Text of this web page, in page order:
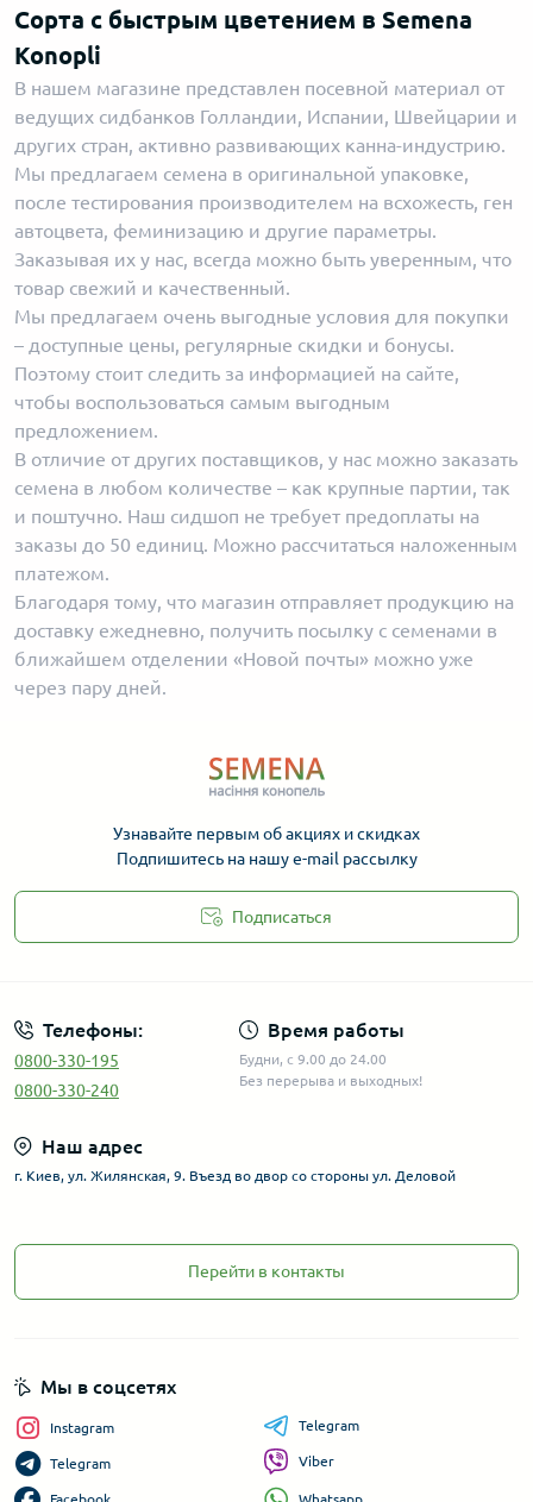
Сорта с быстрым цветением в Semena
Konopli
В нашем магазине представлен посевной материал от
ведущих сидбанков Голландии, Испании, Швейцарии и
других стран, активно развивающих канна-индустрию.
Мы предлагаем семена в оригинальной упаковке,
после тестирования производителем на всхожесть, ген
автоцвета, феминизацию и другие параметры.
Заказывая их у нас, всегда можно быть уверенным, что
товар свежий и качественный.
Мы предлагаем очень выгодные условия для покупки
– доступные цены, регулярные скидки и бонусы.
Поэтому стоит следить за информацией на сайте,
чтобы воспользоваться самым выгодным
предложением.
В отличие от других поставщиков, у нас можно заказать
семена в любом количестве – как крупные партии, так
и поштучно. Наш сидшоп не требует предоплаты на
заказы до 50 единиц. Можно рассчитаться наложенным
платежом.
Благодаря тому, что магазин отправляет продукцию на
доставку ежедневно, получить посылку с семенами в
ближайшем отделении «Новой почты» можно уже
через пару дней.
Узнавайте первым об акциях и скидках
Подпишитесь на нашу e-mail рассылку
Подписаться
Телефоны:
0800-330-195
0800-330-240
Время работы
Будни, с 9.00 до 24.00
Без перерыва и выходных!
Наш адрес
г. Киев, ул. Жилянская, 9. Въезд во двор со стороны ул. Деловой
Перейти в контакты
Мы в соцсетях
Instagram
Telegram
Telegram
Viber
Whatsapp